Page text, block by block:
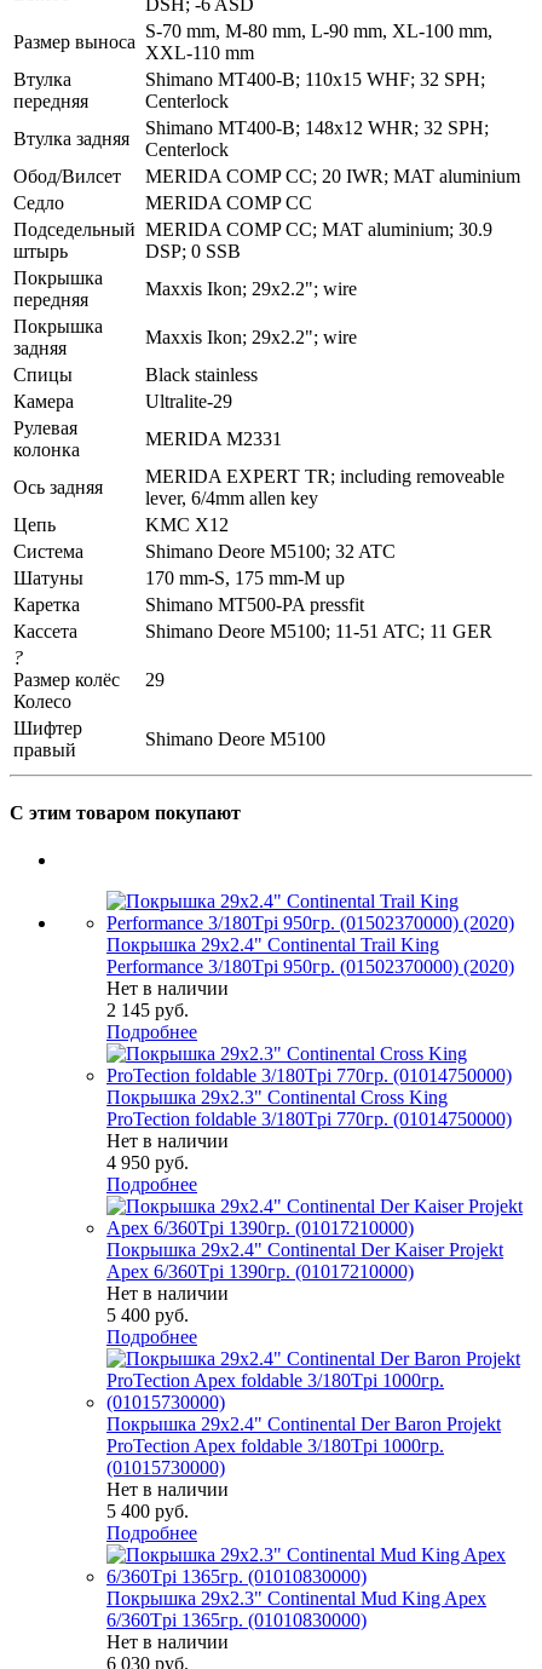
Размер выноса
S-70 mm, M-80 mm, L-90 mm, XL-100 mm,
XXL-110 mm
Втулка
передняя
Shimano MT400-B; 110x15 WHF; 32 SPH;
Centerlock
Втулка задняя
Shimano MT400-B; 148x12 WHR; 32 SPH;
Centerlock
Обод/Вилсет
MERIDA COMP CC; 20 IWR; MAT aluminium
Седло
MERIDA COMP CC
Подседельный
штырь
MERIDA COMP CC; MAT aluminium; 30.9
DSP; 0 SSB
Покрышка
передняя
Maxxis Ikon; 29x2.2"; wire
Покрышка
задняя
Maxxis Ikon; 29x2.2"; wire
Спицы
Black stainless
Камера
Ultralite-29
Рулевая
колонка
MERIDA M2331
Ось задняя
MERIDA EXPERT TR; including removeable
lever, 6/4mm allen key
Цепь
KMC X12
Система
Shimano Deore M5100; 32 ATC
Шатуны
170 mm-S, 175 mm-M up
Каретка
Shimano MT500-PA pressfit
Кассета
Shimano Deore M5100; 11-51 ATC; 11 GER
?
Размер колёс
Колесо
29
Шифтер
правый
Shimano Deore M5100
С этим товаром покупают
Покрышка 29x2.4" Continental Trail King
Performance 3/180Tpi 950гр. (01502370000) (2020)
Нет в наличии
2 145 руб.
Подробнее
Покрышка 29x2.3" Continental Cross King
ProTection foldable 3/180Tpi 770гр. (01014750000)
Нет в наличии
4 950 руб.
Подробнее
Покрышка 29x2.4" Continental Der Kaiser Projekt
Apex 6/360Tpi 1390гр. (01017210000)
Нет в наличии
5 400 руб.
Подробнее
Покрышка 29x2.4" Continental Der Baron Projekt
ProTection Apex foldable 3/180Tpi 1000гр.
(01015730000)
Нет в наличии
5 400 руб.
Подробнее
Покрышка 29x2.3" Continental Mud King Apex
6/360Tpi 1365гр. (01010830000)
Нет в наличии
6 030 руб.